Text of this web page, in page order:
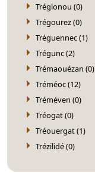
Tréglonou (0)
Trégourez (0)
Tréguennec (1)
Trégunc (2)
Trémaouézan (0)
Tréméoc (12)
Tréméven (0)
Tréogat (0)
Tréouergat (1)
Trézilidé (0)